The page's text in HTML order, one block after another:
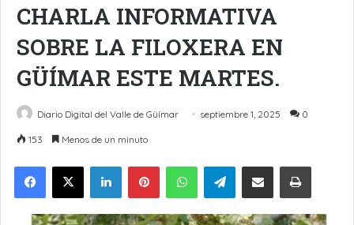
CHARLA INFORMATIVA
SOBRE LA FILOXERA EN
GÜÍMAR ESTE MARTES.
Diario Digital del Valle de Güímar septiembre 1, 2025 0
153 Menos de un minuto
LinkedInPinterestWhatsAppTelegramCompartir por Email Imprimir